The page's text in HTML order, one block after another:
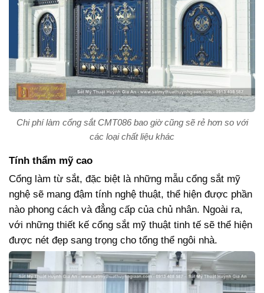
Chi phí làm cổng sắt CMT086 bao giờ cũng sẽ rẻ hơn so với
các loại chất liệu khác
Tính thẩm mỹ cao
Cổng làm từ sắt, đặc biệt là những mẫu cổng sắt mỹ
nghệ sẽ mang đậm tính nghệ thuật, thể hiện được phần
nào phong cách và đẳng cấp của chủ nhân. Ngoài ra,
với những thiết kế cổng sắt mỹ thuật tinh tế sẽ thể hiện
được nét đẹp sang trọng cho tổng thể ngôi nhà.